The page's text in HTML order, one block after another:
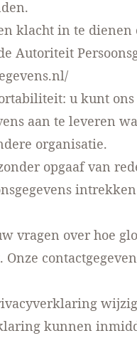
klacht in te
Autoriteit
u kunt
aan te leveren
organisatie.
opgaaf van
vragen over hoe
Onze
kunnen